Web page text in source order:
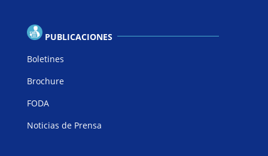
PUBLICACIONES
Boletines
Brochure
FODA
Noticias de Prensa